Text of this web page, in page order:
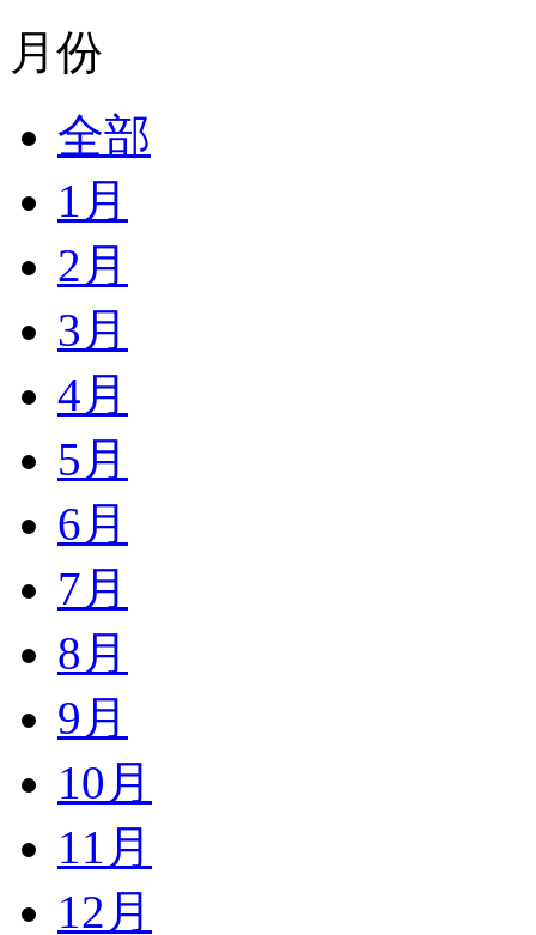
月份
全部
1月
2月
3月
4月
5月
6月
7月
8月
9月
10月
11月
12月